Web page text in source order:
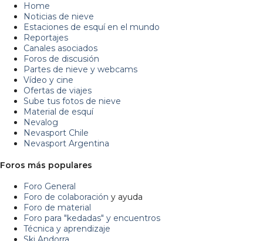
Home
Noticias de nieve
Estaciones de esquí en el mundo
Reportajes
Canales asociados
Foros de discusión
Partes de nieve y webcams
Vídeo y cine
Ofertas de viajes
Sube tus fotos de nieve
Material de esquí
Nevalog
Nevasport Chile
Nevasport Argentina
Foros más populares
Foro General
Foro de colaboración y ayuda
Foro de material
Foro para "kedadas" y encuentros
Técnica y aprendizaje